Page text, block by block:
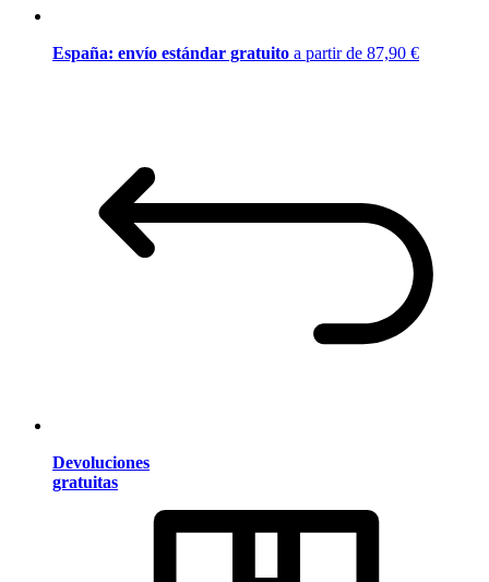
España: envío estándar gratuito a partir de 87,90 €
Devoluciones
gratuitas